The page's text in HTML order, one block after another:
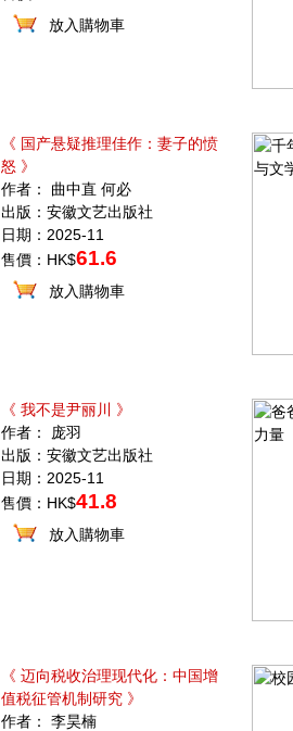
放入購物車
《 国产悬疑推理佳作：妻子的愤
怒 》
作者： 曲中直 何必
出版：安徽文艺出版社
日期：2025-11
售價：HK$61.6
放入購物車
《 我不是尹丽川 》
作者： 庞羽
出版：安徽文艺出版社
日期：2025-11
售價：HK$41.8
放入購物車
《 迈向税收治理现代化：中国增
值税征管机制研究 》
作者： 李昊楠